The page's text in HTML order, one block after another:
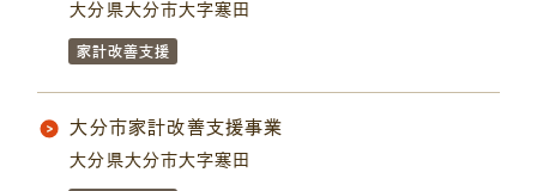
大分県大分市大字寒田
家計改善支援
大分市家計改善支援事業
大分県大分市大字寒田